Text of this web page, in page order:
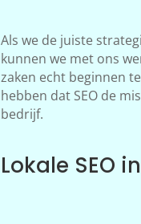
Als we de juiste
kunnen we met ons
zaken echt beginnen
hebben dat SEO de
bedrijf.
Lokale SEO